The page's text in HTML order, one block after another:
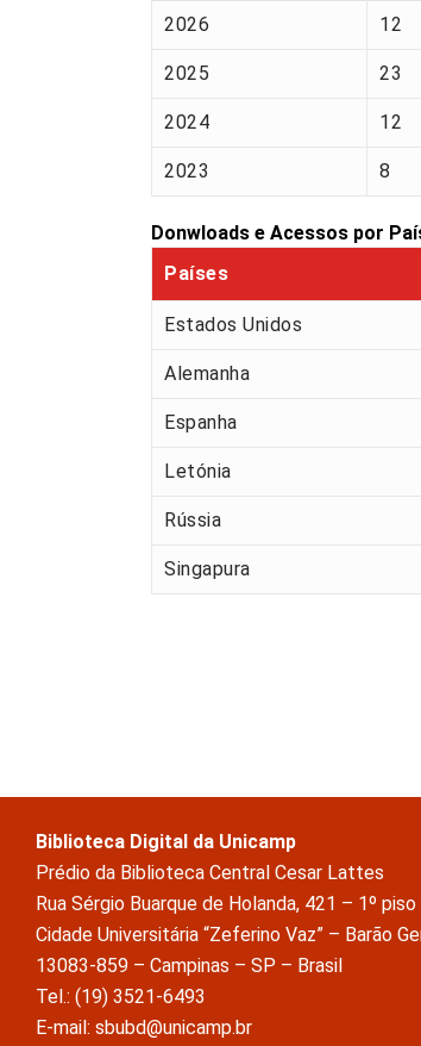
2026 12
2025 23
2024 12
2023 8
Donwloads e Acessos por
Países
Estados Unidos
Alemanha
Espanha
Letónia
Rússia
Singapura
Biblioteca Digital da Unicamp
Prédio da Biblioteca Central Cesar Lattes
Rua Sérgio Buarque de Holanda, 421 – 1º piso
Cidade Universitária “Zeferino Vaz” – Barão
13083-859 – Campinas – SP – Brasil
Tel.: (19) 3521-6493
E-mail: sbubd@unicamp.br